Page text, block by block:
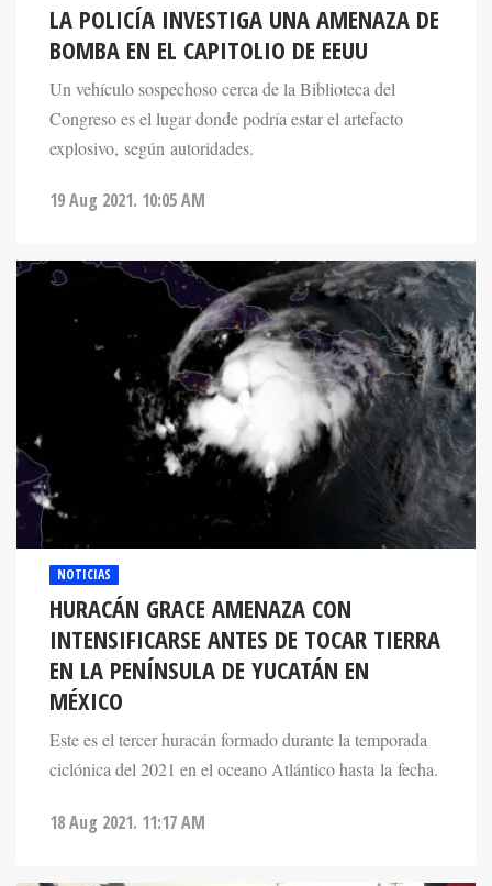
LA POLICÍA INVESTIGA UNA AMENAZA DE
BOMBA EN EL CAPITOLIO DE EEUU
Un vehículo sospechoso cerca de la Biblioteca del
Congreso es el lugar donde podría estar el artefacto
explosivo, según autoridades.
19 Aug 2021. 10:05 AM
NOTICIAS
HURACÁN GRACE AMENAZA CON
INTENSIFICARSE ANTES DE TOCAR TIERRA
EN LA PENÍNSULA DE YUCATÁN EN
MÉXICO
Este es el tercer huracán formado durante la temporada
ciclónica del 2021 en el oceano Atlántico hasta la fecha.
18 Aug 2021. 11:17 AM